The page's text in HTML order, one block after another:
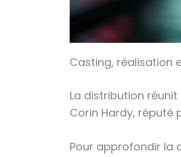
Casting, réalisation
La distribution réunit
Corin Hardy, réputé
Pour approfondir la